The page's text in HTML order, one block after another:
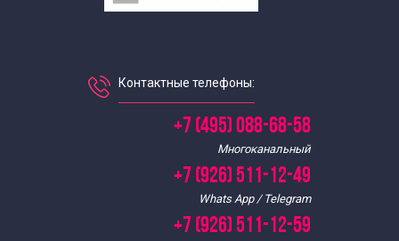
Контактные телефоны:
+7 (495) 088-68-58
Многоканальный
+7 (926) 511-12-49
Whats App / Telegram
+7 (926) 511-12-59